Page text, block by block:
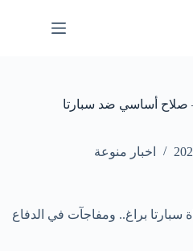
صلاح أساسي ضد سبارتا
اخبار منوعة
سبارتا براغ.. ومفاجآت في الدفاع